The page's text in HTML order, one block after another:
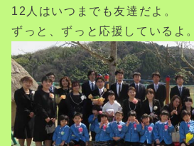
12人はいつまでも友達だよ。
ずっと、ずっと応援しているよ。